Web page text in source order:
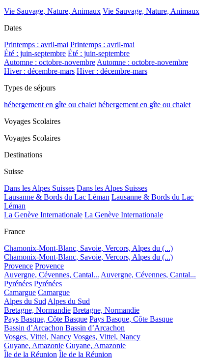
Vie Sauvage, Nature, Animaux Vie Sauvage, Nature, Animaux
Dates
Printemps : avril-mai Printemps : avril-mai
Été : juin-septembre Été : juin-septembre
Automne : octobre-novembre Automne : octobre-novembre
Hiver : décembre-mars Hiver : décembre-mars
Types de séjours
hébergement en gîte ou chalet hébergement en gîte ou chalet
Voyages Scolaires
Voyages Scolaires
Destinations
Suisse
Dans les Alpes Suisses Dans les Alpes Suisses
Lausanne & Bords du Lac Léman Lausanne & Bords du Lac
Léman
La Genève Internationale La Genève Internationale
France
Chamonix-Mont-Blanc, Savoie, Vercors, Alpes du (...)
Chamonix-Mont-Blanc, Savoie, Vercors, Alpes du (...)
Provence Provence
Auvergne, Cévennes, Cantal... Auvergne, Cévennes, Cantal...
Pyrénées Pyrénées
Camargue Camargue
Alpes du Sud Alpes du Sud
Bretagne, Normandie Bretagne, Normandie
Pays Basque, Côte Basque Pays Basque, Côte Basque
Bassin d’Arcachon Bassin d’Arcachon
Vosges, Vittel, Nancy Vosges, Vittel, Nancy
Guyane, Amazonie Guyane, Amazonie
Île de la Réunion Île de la Réunion